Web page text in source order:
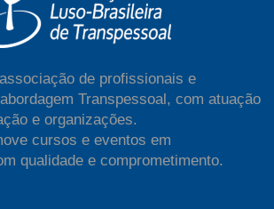
de profissionais e
Transpessoal, com atuação
e organizações.
cursos e eventos em
qualidade e comprometimento.